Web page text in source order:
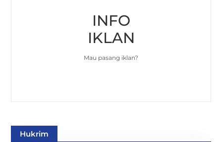
INFO
IKLAN
Mau pasang iklan?
Hukrim